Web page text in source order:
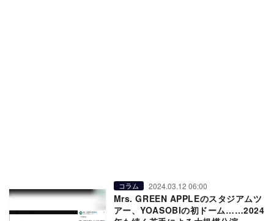
コラム 2024.03.12 06:00
Mrs. GREEN APPLEのスタジアムツ
アー、YOASOBIの初ドーム……2024